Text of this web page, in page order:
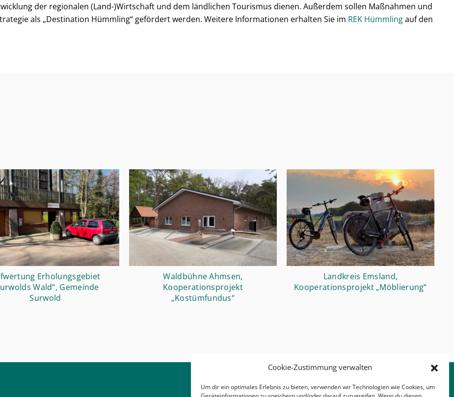
Cookie-Zustimmung verwalten
Um dir ein optimales Erlebnis zu bieten, verwenden wir Technologien wie Cookies, um
der regionalen (Land-)Wirtschaft und dem ländlichen Tourismus dienen. Außerdem sollen Maßnahmen und
als „Destination Hümmling“ gefördert werden. Weitere Informationen erhalten Sie im REK Hümmlingauf den
Erholungsgebiet
Wald“, Gemeinde
Surwold
Waldbühne Ahmsen,
Kooperationsprojekt
„Kostümfundus“
Landkreis Emsland,
Kooperationsprojekt „Möblierung“